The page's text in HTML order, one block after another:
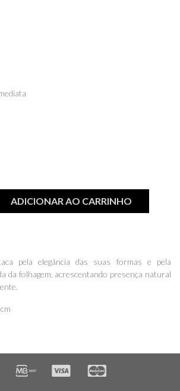
ADICIONAR AO CARRINHO
pela elegância das suas formas e pela
da folhagem, acrescentando presença natural